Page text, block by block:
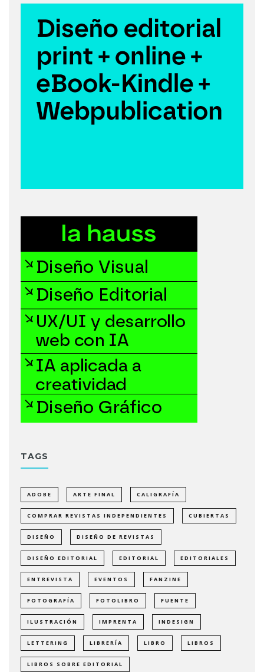
TAGS
ADOBE ARTE FINAL CALIGRAFÍA
COMPRAR REVISTAS INDEPENDIENTES CUBIERTAS
DISEÑO DISEÑO DE REVISTAS
DISEÑO EDITORIAL EDITORIAL EDITORIALES
ENTREVISTA EVENTOS FANZINE
FOTOGRAFÍA FOTOLIBRO FUENTE
ILUSTRACIÓN IMPRENTA INDESIGN
LETTERING LIBRERÍA LIBRO LIBROS
LIBROS SOBRE EDITORIAL